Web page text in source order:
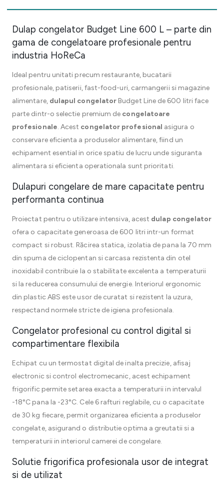
Dulap congelator Budget Line 600 L – parte din
gama de congelatoare profesionale pentru
industria HoReCa
Ideal pentru unitati precum restaurante, bucatarii
profesionale, patiserii, fast-food-uri, carmangerii si magazine
alimentare, dulapul congelator Budget Line de 600 litri face
parte dintr-o selectie premium de congelatoare
profesionale. Acest congelator profesional asigura o
conservare eficienta a produselor alimentare, fiind un
echipament esential in orice spatiu de lucru unde siguranta
alimentara si eficienta operationala sunt prioritati.
Dulapuri congelare de mare capacitate pentru
performanta continua
Proiectat pentru o utilizare intensiva, acest dulap congelator
ofera o capacitate generoasa de 600 litri intr-un format
compact si robust. Răcirea statica, izolatia de pana la 70 mm
din spuma de ciclopentan si carcasa rezistenta din otel
inoxidabil contribuie la o stabilitate excelenta a temperaturii
si la reducerea consumului de energie. Interiorul ergonomic
din plastic ABS este usor de curatat si rezistent la uzura,
respectand normele stricte de igiena profesionala.
Congelator profesional cu control digital si
compartimentare flexibila
Echipat cu un termostat digital de inalta precizie, afisaj
electronic si control electromecanic, acest echipament
frigorific permite setarea exacta a temperaturii in intervalul
-18°C pana la -23°C. Cele 6 rafturi reglabile, cu o capacitate
de 30 kg fiecare, permit organizarea eficienta a produselor
congelate, asigurand o distributie optima a greutatii si a
temperaturii in interiorul camerei de congelare.
Solutie frigorifica profesionala usor de integrat
si de utilizat